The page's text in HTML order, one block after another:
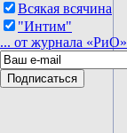
Всякая всячина
"Интим"
... от журнала «РиО»